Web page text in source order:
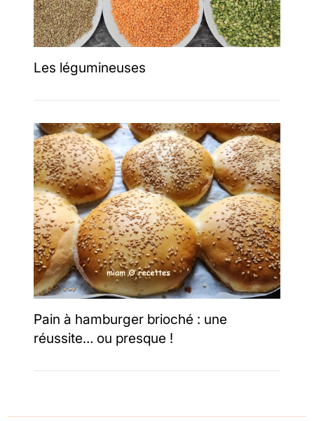
Les légumineuses
Pain à hamburger brioché : une
réussite… ou presque !